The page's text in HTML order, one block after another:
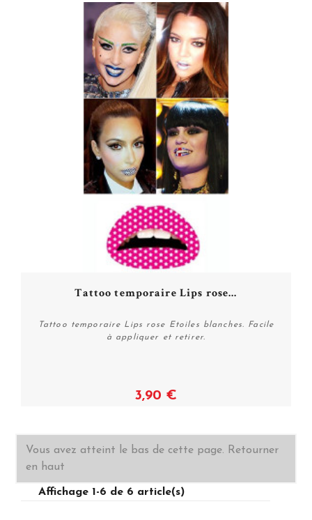
Plus de détails
Tattoo temporaire Lips rose...
Tattoo temporaire Lips rose Etoiles blanches. Facile
à appliquer et retirer.
3,90 €
Vous avez atteint le bas de cette page. Retourner
en haut
Affichage 1-6 de 6 article(s)